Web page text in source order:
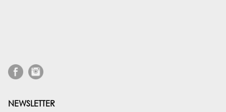
NEWSLETTER